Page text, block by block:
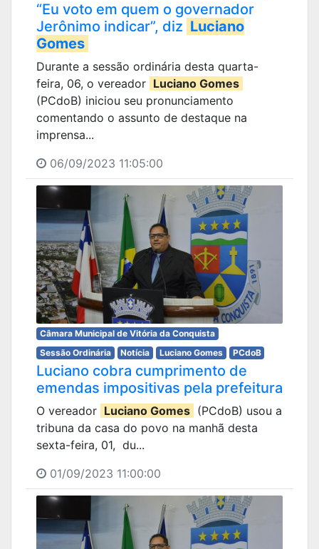
“Eu voto em quem o governador
Jerônimo indicar”, diz Luciano
Gomes
Durante a sessão ordinária desta quarta-
feira, 06, o vereador Luciano Gomes
(PCdoB) iniciou seu pronunciamento
comentando o assunto de destaque na
imprensa...
06/09/2023 11:05:00
Câmara Municipal de Vitória da Conquista
Sessão Ordinária
Notícia Luciano Gomes PCdoB
Luciano cobra cumprimento de
emendas impositivas pela prefeitura
O vereador Luciano Gomes (PCdoB) usou a
tribuna da casa do povo na manhã desta
sexta-feira, 01, du...
01/09/2023 11:00:00